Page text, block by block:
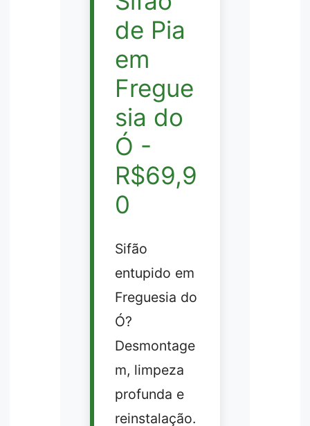
de Pia
em
Fregue
sia do
Ó -
R$69,9
0
Sifão
entupido em
Freguesia do
Ó?
Desmontage
m, limpeza
profunda e
reinstalação.